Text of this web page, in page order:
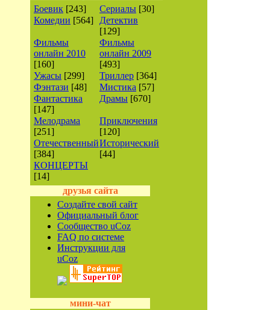
Боевик [243] Сериалы [30]
Комедии [564]
Детектив
[129]
Фильмы
онлайн 2010
[160]
Фильмы
онлайн 2009
[493]
Ужасы [299] Триллер [364]
Фэнтази [48] Мистика [57]
Фантастика
[147]
Драмы [670]
Мелодрама
[251]
Приключения
[120]
Отечественный
[384]
Исторический
[44]
КОНЦЕРТЫ
[14]
друзья сайта
Создайте свой сайт
Официальный блог
Сообщество uCoz
FAQ по системе
Инструкции для
uCoz
мини-чат